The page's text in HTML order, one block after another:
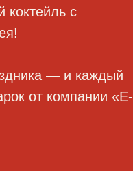
коктейль с
— и каждый
от компании «Е-